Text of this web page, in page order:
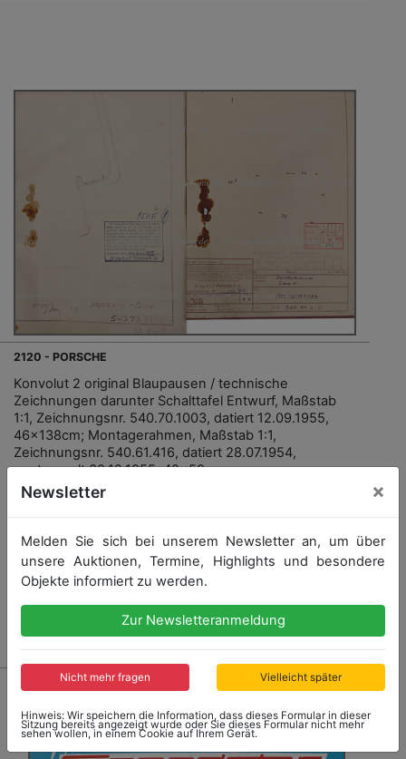
2120 - PORSCHE
Konvolut 2 original Blaupausen / technische
Zeichnungen darunter Schalttafel Entwurf, Maßstab
1:1, Zeichnungsnr. 540.70.1003, datiert 12.09.1955,
46x138cm; Montagerahmen, Maßstab 1:1,
Zeichnungsnr. 540.61.416, datiert 28.07.1954,
gestempelt 30.12.1955, 42x59cm
Ergebnis: 60,00 €
Newsletter ×
Melden Sie sich bei unserem Newsletter an, um über
unsere Auktionen, Termine, Highlights und besondere
Objekte informiert zu werden.
Zur Newsletteranmeldung
Nicht mehr fragen Vielleicht später
Hinweis: Wir speichern die Information, dass dieses Formular in dieser
Sitzung bereits angezeigt wurde oder Sie dieses Formular nicht mehr
sehen wollen, in einem Cookie auf Ihrem Gerät.